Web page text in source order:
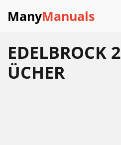
ManyManuals
EDELBROCK
ÜCHER